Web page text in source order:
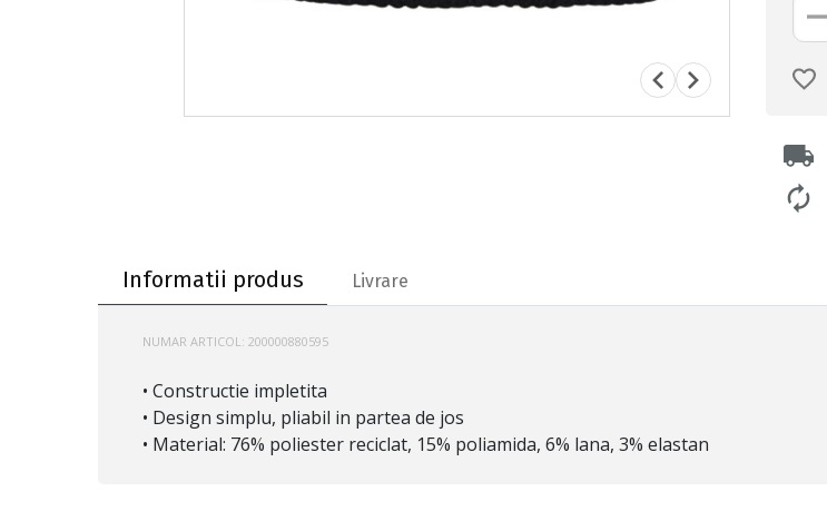
Informatii produs
Livrare
NUMAR ARTICOL: 200000880595
• Constructie impletita
• Design simplu, pliabil in partea de jos
• Material: 76% poliester reciclat, 15% poliamida, 6% lana, 3% elastan